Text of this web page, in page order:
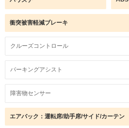
衝突被害軽減ブレーキ
クルーズコントロール
パーキングアシスト
障害物センサー
エアバック：運転席/助手席/サイド/カーテン